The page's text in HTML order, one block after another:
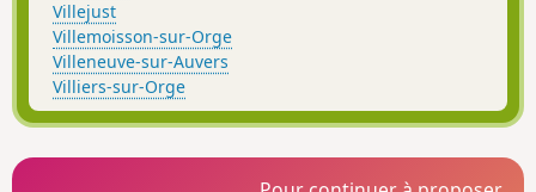
Villejust
Villemoisson-sur-Orge
Villeneuve-sur-Auvers
Villiers-sur-Orge